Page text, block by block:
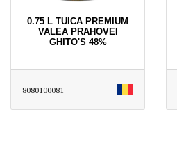
0.75 L TUICA PREMIUM
VALEA PRAHOVEI
GHITO'S 48%
8080100081